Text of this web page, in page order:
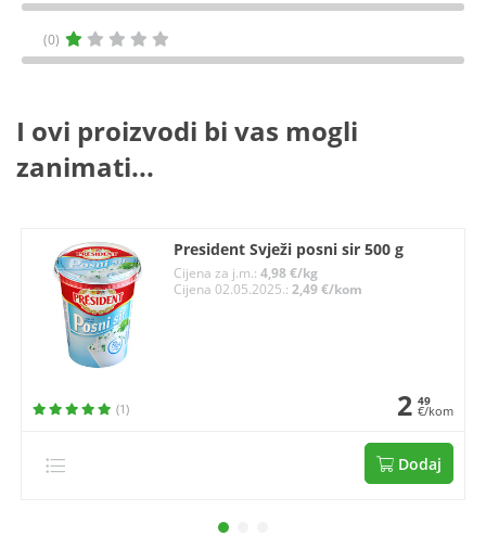
(0)
I ovi proizvodi bi vas mogli
zanimati...
President Svježi posni sir 500 g
Cijena za j.m.:4,98 €/kg
Cijena 02.05.2025.:2,49 €/kom
(1) 2 49
€/kom
Dodaj